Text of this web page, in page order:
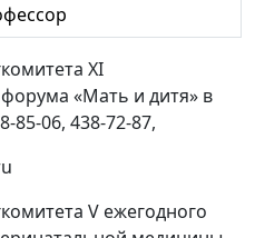
XI
«Мать и дитя» в
85-06, 438-72-87,
V ежегодного